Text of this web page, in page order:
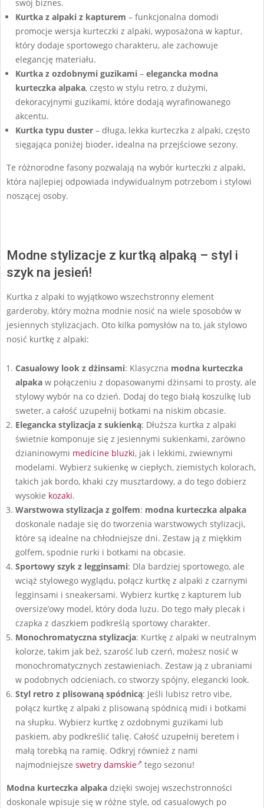
swój biznes.
Kurtka z alpaki z kapturem – funkcjonalna domodi
promocje wersja kurteczki z alpaki, wyposażona w kaptur,
który dodaje sportowego charakteru, ale zachowuje
elegancję materiału.
Kurtka z ozdobnymi guzikami – elegancka modna
kurteczka alpaka, często w stylu retro, z dużymi,
dekoracyjnymi guzikami, które dodają wyrafinowanego
akcentu.
Kurtka typu duster – długa, lekka kurteczka z alpaki, często
sięgająca poniżej bioder, idealna na przejściowe sezony.
Te różnorodne fasony pozwalają na wybór kurteczki z alpaki,
która najlepiej odpowiada indywidualnym potrzebom i stylowi
noszącej osoby.
Modne stylizacje z kurtką alpaką – styl i
szyk na jesień!
Kurtka z alpaki to wyjątkowo wszechstronny element
garderoby, który można modnie nosić na wiele sposobów w
jesiennych stylizacjach. Oto kilka pomysłów na to, jak stylowo
nosić kurtkę z alpaki:
Casualowy look z dżinsami: Klasyczna modna kurteczka
alpaka w połączeniu z dopasowanymi dżinsami to prosty, ale
stylowy wybór na co dzień. Dodaj do tego białą koszulkę lub
sweter, a całość uzupełnij botkami na niskim obcasie.
Elegancka stylizacja z sukienką: Dłuższa kurtka z alpaki
świetnie komponuje się z jesiennymi sukienkami, zarówno
dzianinowymi medicine bluzki, jak i lekkimi, zwiewnymi
modelami. Wybierz sukienkę w ciepłych, ziemistych kolorach,
takich jak bordo, khaki czy musztardowy, a do tego dobierz
wysokie kozaki.
Warstwowa stylizacja z golfem: modna kurteczka alpaka
doskonale nadaje się do tworzenia warstwowych stylizacji,
które są idealne na chłodniejsze dni. Zestaw ją z miękkim
golfem, spodnie rurki i botkami na obcasie.
Sportowy szyk z legginsami: Dla bardziej sportowego, ale
wciąż stylowego wyglądu, połącz kurtkę z alpaki z czarnymi
legginsami i sneakersami. Wybierz kurtkę z kapturem lub
oversize’owy model, który doda luzu. Do tego mały plecak i
czapka z daszkiem podkreślą sportowy charakter.
Monochromatyczna stylizacja: Kurtkę z alpaki w neutralnym
kolorze, takim jak beż, szarość lub czerń, możesz nosić w
monochromatycznych zestawieniach. Zestaw ją z ubraniami
w podobnych odcieniach, co stworzy spójny, elegancki look.
Styl retro z plisowaną spódnicą: Jeśli lubisz retro vibe,
połącz kurtkę z alpaki z plisowaną spódnicą midi i botkami
na słupku. Wybierz kurtkę z ozdobnymi guzikami lub
paskiem, aby podkreślić talię. Całość uzupełnij beretem i
małą torebką na ramię. Odkryj również z nami
najmodniejsze swetry damskie tego sezonu!
Modna kurteczka alpaka dzięki swojej wszechstronności
doskonale wpisuje się w różne style, od casualowych po